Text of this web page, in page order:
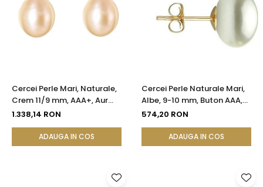
Cercei Perle Mari, Naturale,
Crem 11/9 mm, AAA+, Aur
14K (aur 585), Forma
1.338,14 RON
ADAUGA IN COS
Cercei Perle Naturale Mari,
Albe, 9-10 mm, Buton AAA,
Aur 14K (aur 585), Tip Șurub |
574,20 RON
ADAUGA IN COS